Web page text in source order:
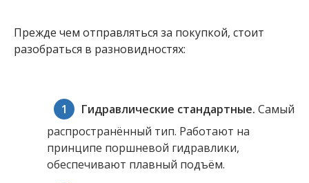
Прежде чем отправляться за покупкой, стоит
разобраться в разновидностях:
Гидравлические стандартные. Самый
распространённый тип. Работают на
принципе поршневой гидравлики,
обеспечивают плавный подъём.